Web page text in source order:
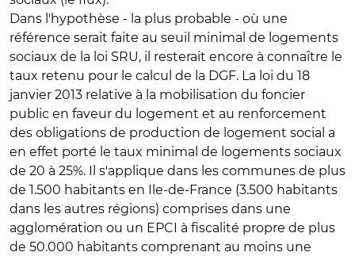
Dans l'hypothèse - la plus probable - où une
référence serait faite au seuil minimal de logements
sociaux de la loi SRU, il resterait encore à connaître le
taux retenu pour le calcul de la DGF. La loi du 18
janvier 2013 relative à la mobilisation du foncier
public en faveur du logement et au renforcement
des obligations de production de logement social a
en effet porté le taux minimal de logements sociaux
de 20 à 25%. Il s'applique dans les communes de plus
de 1.500 habitants en Ile-de-France (3.500 habitants
dans les autres régions) comprises dans une
agglomération ou un EPCI à fiscalité propre de plus
de 50.000 habitants comprenant au moins une